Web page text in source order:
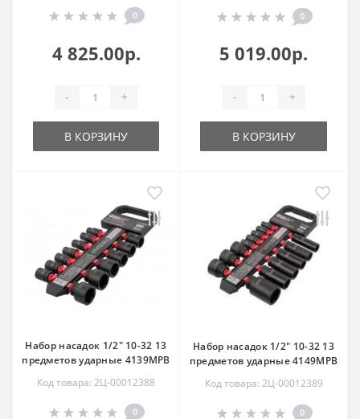
0
4 825.00р.
- +
В КОРЗИНУ
0
5 019.00р.
- +
В КОРЗИНУ
Набор насадок 1/2" 10-32 13
предметов ударные 4139MPB
Код товара: 2Ц-00012388
0
Набор насадок 1/2" 10-32 13
предметов ударные 4149MPB
Код товара: 2Ц-00012389
0